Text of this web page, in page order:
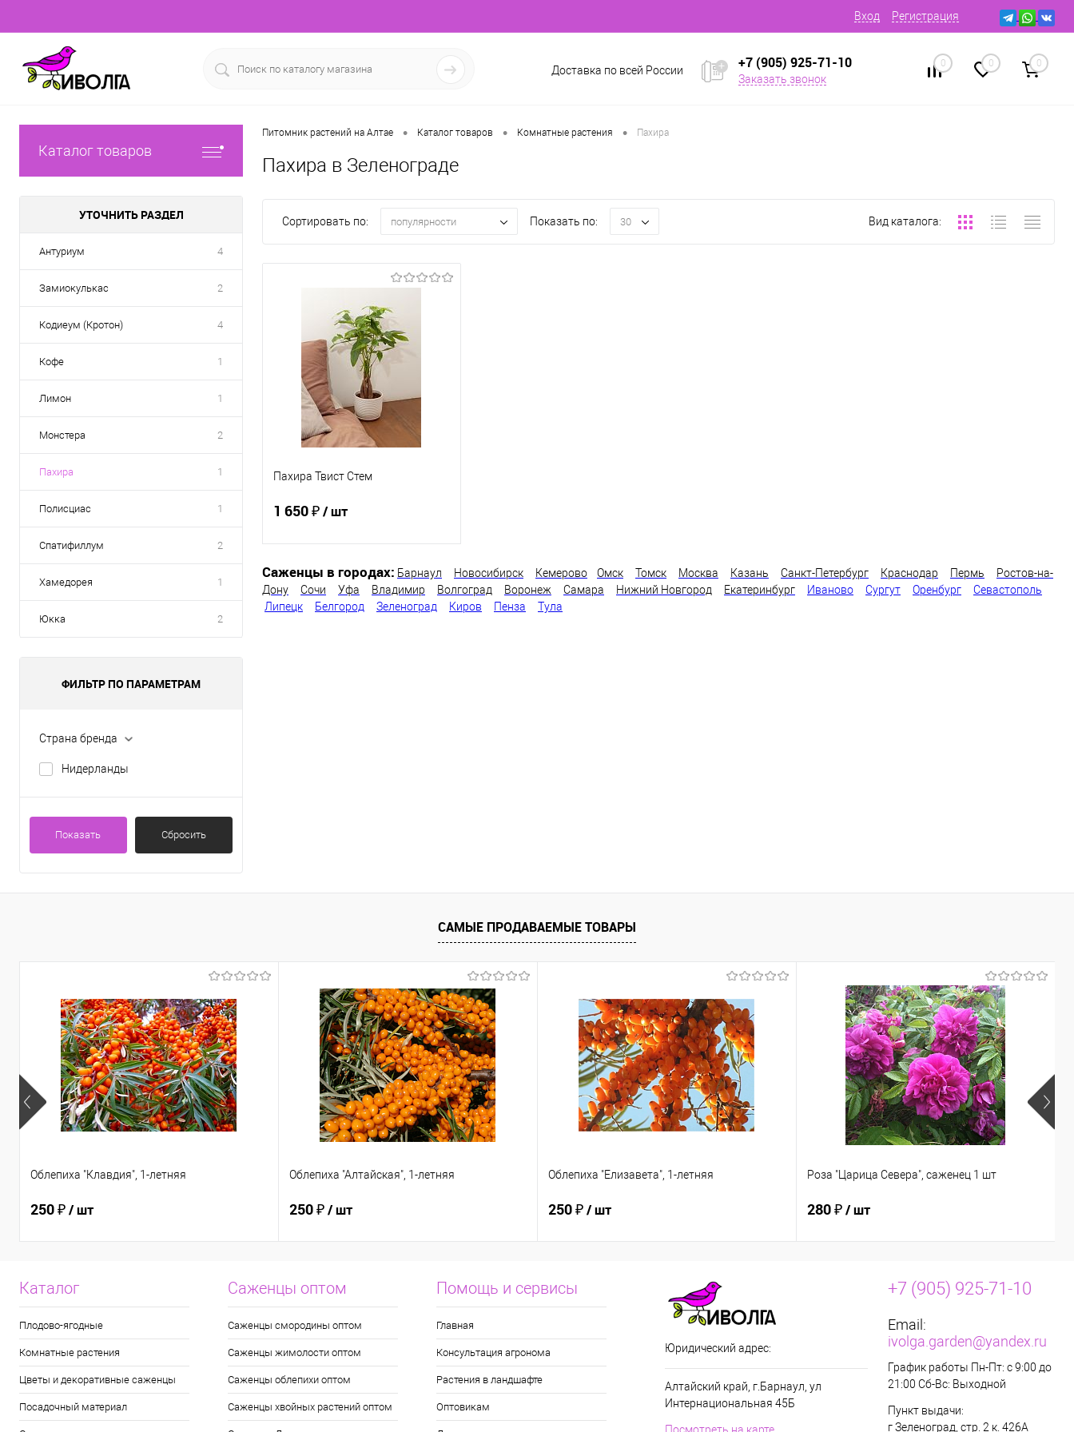
Вход Регистрация
Доставка по всей России +7 (905) 925-71-10
Заказать звонок
0 0 0
Каталог товаров
УТОЧНИТЬ РАЗДЕЛ
Антуриум 4
Замиокулькас 2
Кодиеум (Кротон) 4
Кофе 1
Лимон 1
Монстера 2
Пахира 1
Полисциас 1
Спатифиллум 2
Хамедорея 1
Юкка 2
ФИЛЬТР ПО ПАРАМЕТРАМ
Страна бренда
Нидерланды
Показать Сбросить
Питомник растений на Алтае • Каталог товаров • Комнатные растения • Пахира
Пахира в Зеленограде
Сортировать по: популярности Показать по: 30 Вид каталога:
Пахира Твист Стем
1 650 ₽/ шт
В корзину
Саженцы в городах: Барнаул Новосибирск Кемерово Омск Томск Москва Казань Санкт-Петербург Краснодар Пермь
Ростов-на-
Дону
Сочи Уфа Владимир Волгоград Воронеж Самара Нижний Новгород Екатеринбург Иваново Сургут Оренбург
Севастополь
Липецк
Белгород Зеленоград Киров Пенза Тула
САМЫЕ ПРОДАВАЕМЫЕ ТОВАРЫ
Облепиха "Клавдия", 1-летняя
250 ₽/ шт
Облепиха "Алтайская", 1-летняя
250 ₽/ шт
Облепиха "Елизавета", 1-летняя
250 ₽/ шт
Роза "Царица Севера", саженец 1 шт
280 ₽/ шт
Каталог
Плодово-ягодные
Комнатные растения
Цветы и декоративные саженцы
Посадочный материал
Саженцы оптом
Саженцы смородины оптом
Саженцы жимолости оптом
Саженцы облепихи оптом
Саженцы хвойных растений оптом
Помощь и сервисы
Главная
Консультация агронома
Растения в ландшафте
Оптовикам
Юридический адрес:
Алтайский край, г.Барнаул, ул
Интернациональная 45Б
+7 (905) 925-71-10
Email:
ivolga.garden@yandex.ru
График работы Пн-Пт: с 9:00 до
21:00 Сб-Вс: Выходной
Пункт выдачи:
г Зеленоград, стр. 2 к. 426А